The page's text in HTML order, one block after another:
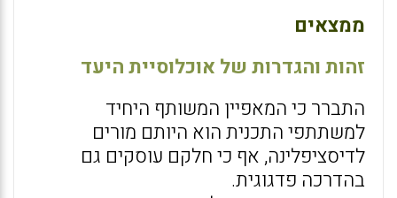
ממצאים
זהות והגדרות של אוכלוסיית היעד
התברר כי המאפיין המשותף היחיד
למשתתפי התכנית הוא היותם מורים
לדיסציפלינה, אף כי חלקם עוסקים גם
בהדרכה פדגוגית.